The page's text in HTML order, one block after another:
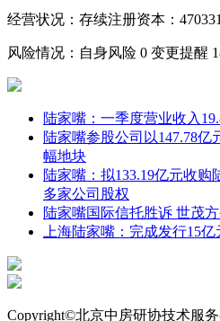
经营状况：存续注册资本：
风险情况：自身风险 0 变更提醒
陆家嘴：一季度营业收入
陆家嘴参股公司以147.78
幅地块
陆家嘴：拟133.19亿元收
多家公司股权
陆家嘴国际信托胜诉 世茂
上海陆家嘴：完成发行15
Copyright©北京中房研协技术服